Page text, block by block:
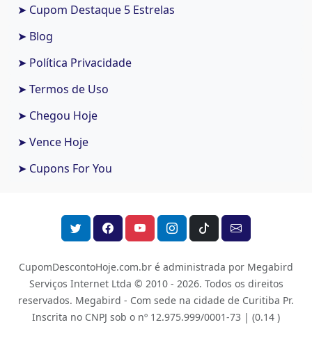
➤ Cupom Destaque 5 Estrelas
➤ Blog
➤ Política Privacidade
➤ Termos de Uso
➤ Chegou Hoje
➤ Vence Hoje
➤ Cupons For You
CupomDescontoHoje.com.br é administrada por Megabird
Serviços Internet Ltda © 2010 - 2026. Todos os direitos
reservados. Megabird - Com sede na cidade de Curitiba Pr.
Inscrita no CNPJ sob o nº 12.975.999/0001-73 | (0.14 )